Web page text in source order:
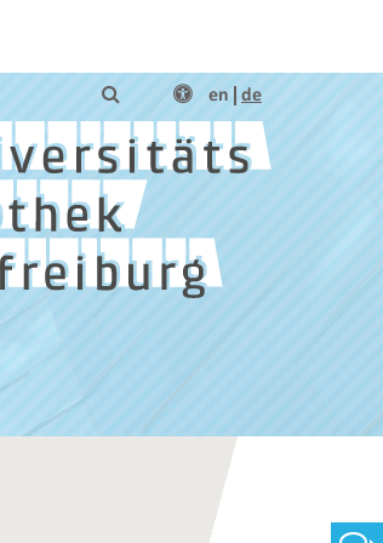
en de